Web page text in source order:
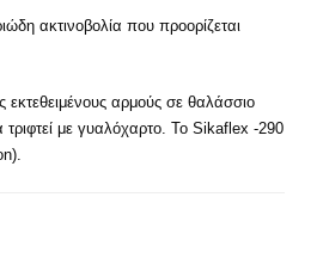
ακτινοβολία που προορίζεται
εκτεθειμένους αρμούς σε θαλάσσιο
με γυαλόχαρτο. Το Sikaflex -290